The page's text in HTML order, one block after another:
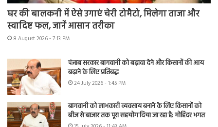
घर की बालकनी में ऐसे उगाएं चेरी टोमैटो, मिलेगा ताजा और
स्वादिष्ट फल, जानें आसान तरीका
8 August 2026 - 7:13 PM
पंजाब सरकार बागवानी को बढ़ावा देने और किसानों की आय
बढ़ाने के लिए प्रतिबद्ध
24 July 2026 - 1:45 PM
बागवानी को लाभकारी व्यवसाय बनाने के लिए किसानों को
बीज से बाजार तक पूरा सहयोग दिया जा रहा है: मोहिंदर भगत